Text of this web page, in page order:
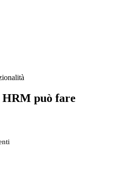
HRM può fare